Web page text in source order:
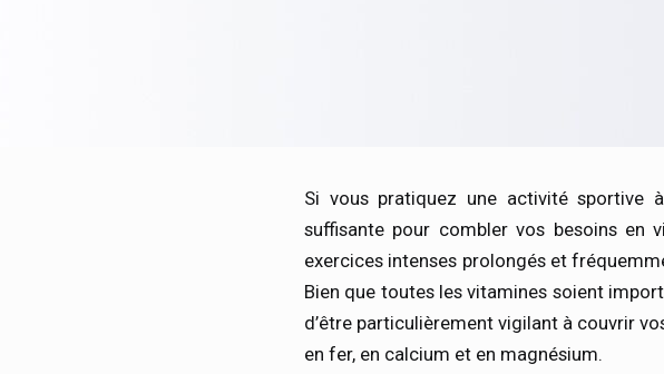
Si vous pratiquez une activité sportive
suffisante pour combler vos besoins en
exercices intenses prolongés et
Bien que toutes les vitamines soient
d’être particulièrement vigilant à couvrir
en fer, en calcium et en magnésium.